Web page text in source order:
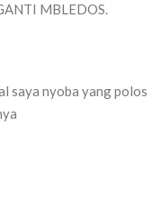
MBLEDOS.
saya nyoba yang polos